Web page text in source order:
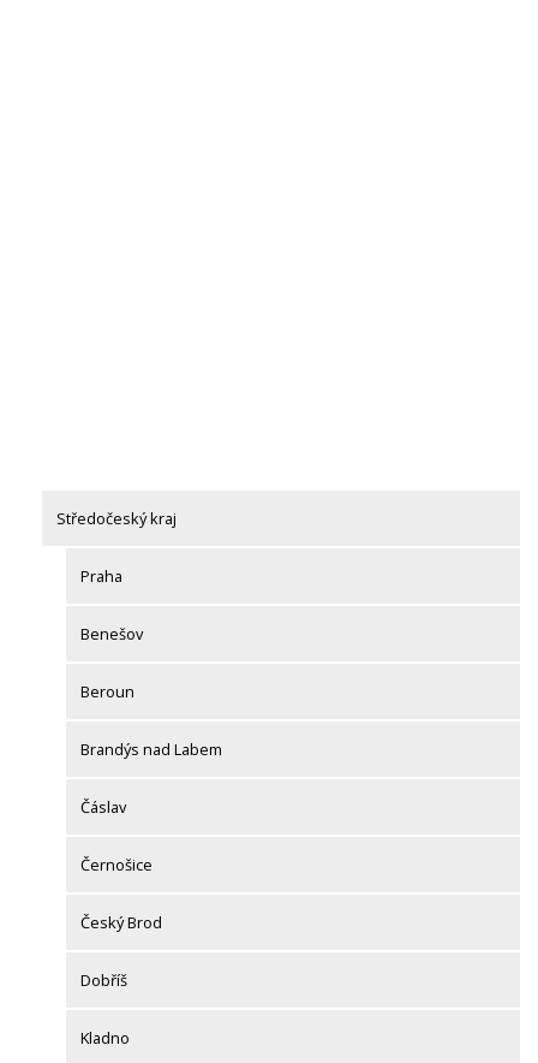
Středočeský kraj
Praha
Benešov
Beroun
Brandýs nad Labem
Čáslav
Černošice
Český Brod
Dobříš
Kladno